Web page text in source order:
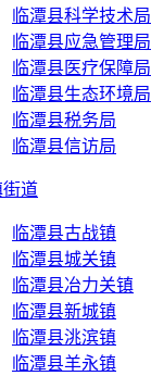
临潭县科学技术局
临潭县应急管理局
临潭县医疗保障局
临潭县生态环境局
临潭县税务局
临潭县信访局
街道
临潭县古战镇
临潭县城关镇
临潭县冶力关镇
临潭县新城镇
临潭县洮滨镇
临潭县羊永镇